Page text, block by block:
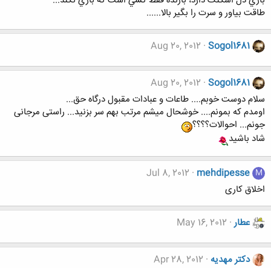
طاقت بياور و سرت را بگير بالا......
Sogol1681
Aug 20, 2012
Sogol1681
Aug 20, 2012
سلام دوست خوبم.... طاعات و عبادات مقبول درگاه حق...
اومدم که بمونم.... خوشحال میشم مرتب بهم سر بزنید... راستی مرجانی
جونم... احوالات؟؟؟؟
شاد باشید
M
mehdipesse
Jul 8, 2012
اخلاق کاری
عطار May 16, 2012
دکتر مهدیه Apr 28, 2012